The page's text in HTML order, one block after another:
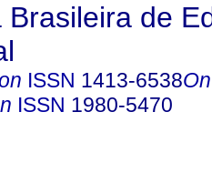
Brasileira de
ISSN 1413-6538
ISSN 1980-5470